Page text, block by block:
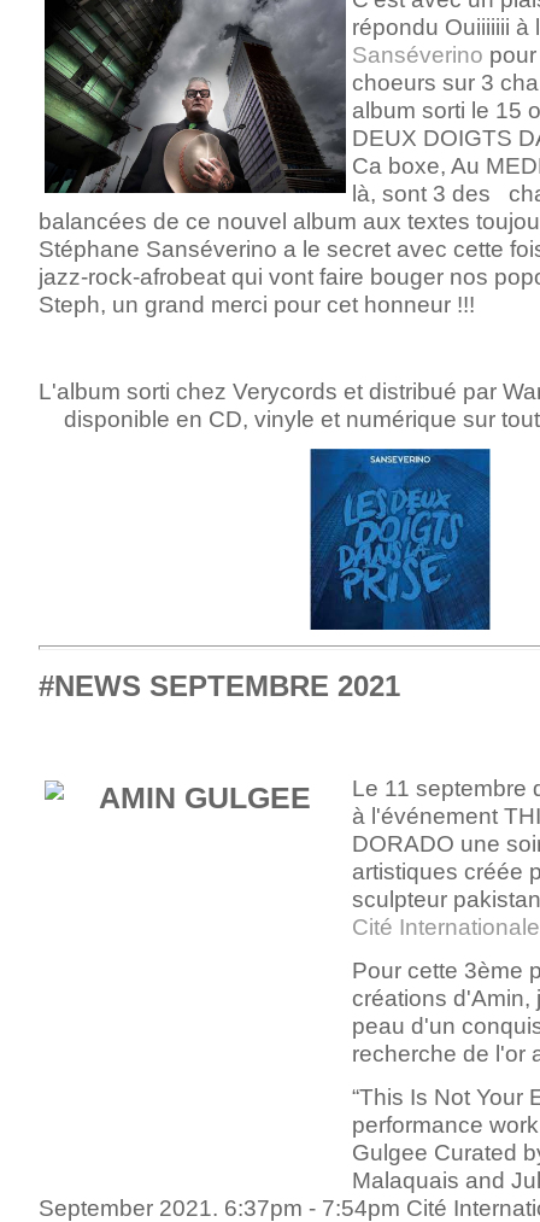
répondu Ouiiiiiii à
Sanséverino
choeurs sur 3
album sorti le 15
DEUX DOIGTS
Ca boxe, Au
là, sont 3 des
balancées de ce nouvel album aux textes
Stéphane Sanséverino a le secret avec cette
jazz-rock-afrobeat qui vont faire bouger nos
Steph, un grand merci pour cet honneur !!!
L'album sorti chez Verycords et distribué par
disponibleen CD, vinyle et numérique sur
#NEWS SEPTEMBRE 2021
Le 11 septembre
à l'événement
DORADO une
artistiques créée
sculpteur
Cité
Pour cette 3ème
créations d'Amin,
peau d'un
recherche de l'or
“This Is Not Your
performance
Gulgee Curated
Malaquais and
September 2021. 6:37pm - 7:54pm Cité